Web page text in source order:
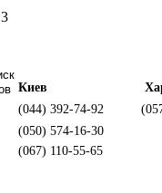
Киев
(044) 392-74-92
(050) 574-16-30
(067) 110-55-65